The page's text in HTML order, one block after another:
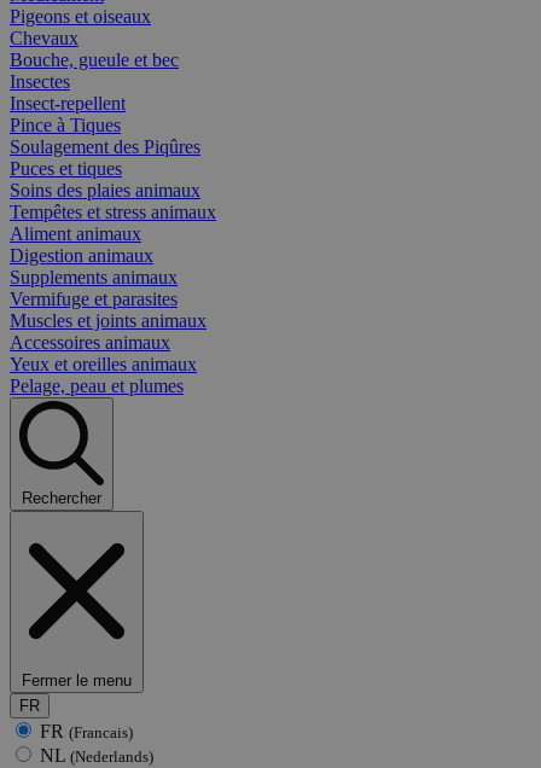
Pigeons et oiseaux
Chevaux
Bouche, gueule et bec
Insectes
Insect-repellent
Pince à Tiques
Soulagement des Piqûres
Puces et tiques
Soins des plaies animaux
Tempêtes et stress animaux
Aliment animaux
Digestion animaux
Supplements animaux
Vermifuge et parasites
Muscles et joints animaux
Accessoires animaux
Yeux et oreilles animaux
Pelage, peau et plumes
Rechercher
Fermer le menu
FR
FR (Francais)
NL (Nederlands)